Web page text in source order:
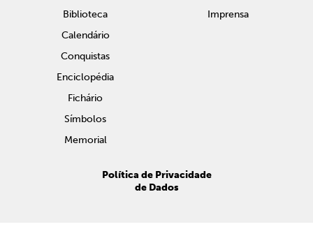
Biblioteca
Calendário
Conquistas
Enciclopédia
Fichário
Símbolos
Memorial
Imprensa
Política de Privacidade
de Dados